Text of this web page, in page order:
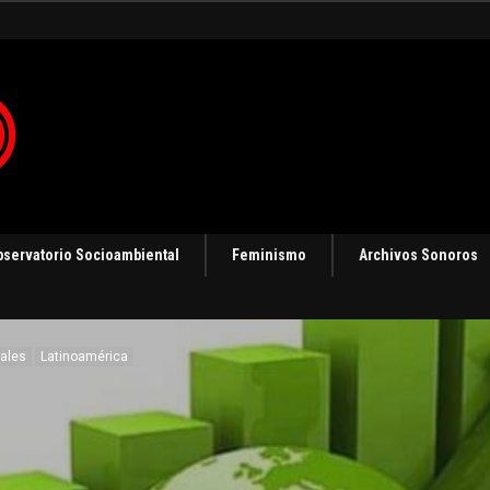
Socioambiental Feminismo Archivos Sonoros
Latinoamérica